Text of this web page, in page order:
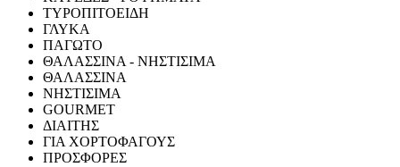
ΤΥΡΟΠΙΤΟΕΙΔΗ
ΓΛΥΚΑ
ΠΑΓΩΤΟ
ΘΑΛΑΣΣΙΝΑ - ΝΗΣΤΙΣΙΜΑ
ΘΑΛΑΣΣΙΝΑ
ΝΗΣΤΙΣΙΜΑ
GOURMET
ΔΙΑΙΤΗΣ
ΓΙΑ ΧΟΡΤΟΦΑΓΟΥΣ
ΠΡΟΣΦΟΡΕΣ